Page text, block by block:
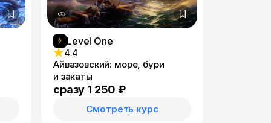
Level One
4.4
Айвазовский: море, бури
и закаты
сразу 1 250 ₽
Смотреть курс